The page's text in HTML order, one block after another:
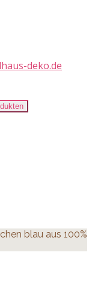
deko.de
blau aus 100%